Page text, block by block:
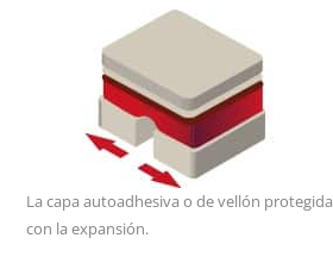
La capa autoadhesiva o de vellón
con la expansión.